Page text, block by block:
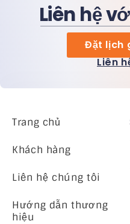
Liên hệ
Đặt lịch
Liên
Trang chủ
Khách hàng
Liên hệ chúng tôi
Hướng dẫn thương
hiệu